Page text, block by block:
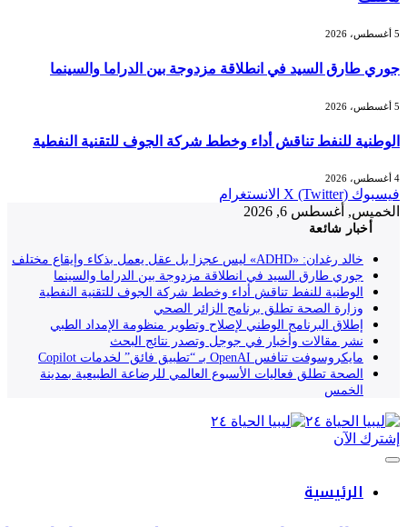
جوري طارق السيد في انطلاقة مزدوجة بين الدراما والسينما
الوطنية للنفط تناقش أداء وخطط شركة الجوف للتقنية النفطية
فيسبوك X (Twitter) الانستغرام
الخميس, أغسطس 6, 2026
أخبار شائعة
خالد رغدان: «ADHD» ليس عجزا بل عقل يعمل بذكاء وإيقاع مختلف
جوري طارق السيد في انطلاقة مزدوجة بين الدراما والسينما
الوطنية للنفط تناقش أداء وخطط شركة الجوف للتقنية النفطية
وزارة الصحة تطلق برنامج الزائر الصحي
إطلاق البرنامج الوطني لإصلاح وتطوير منظومة الإمداد الطبي
نشر مقالات وأخبار في جوجل وتصدر نتائج البحث
مايكروسوفت تنافس OpenAI بـ “تطبيق فائق” لخدمات Copilot
الصحة تطلق فعاليات الأسبوع العالمي للرضاعة الطبيعية بمدينة
الخمس
إشترك الآن
الرئيسية